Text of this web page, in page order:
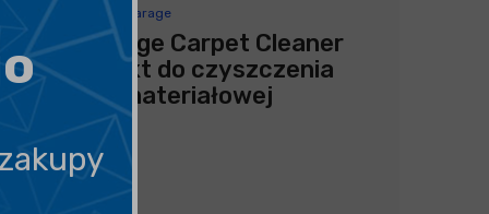
Producent: Shiny Garage
Shiny Garage Carpet Cleaner
1L - produkt do czyszczenia
tapicerki materiałowej
49,90 zł
litr